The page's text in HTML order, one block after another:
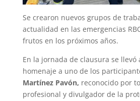
Se crearon nuevos grupos de
actualidad en las emergencias
frutos en los próximos años.
En la jornada de clausura se llevó
homenaje a uno de los
Martínez Pavón, reconocido por
profesional y divulgador de la